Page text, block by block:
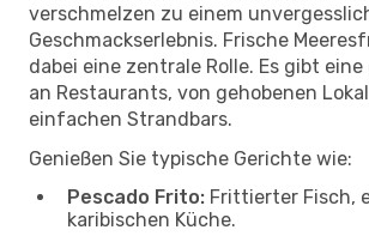
verschmelzen zu einem
Geschmackserlebnis. Frische
dabei eine zentrale Rolle. Es gibt
an Restaurants, von gehobenen
einfachen Strandbars.
Genießen Sie typische Gerichte wie:
Pescado Frito: Frittierter Fisch,
karibischen Küche.